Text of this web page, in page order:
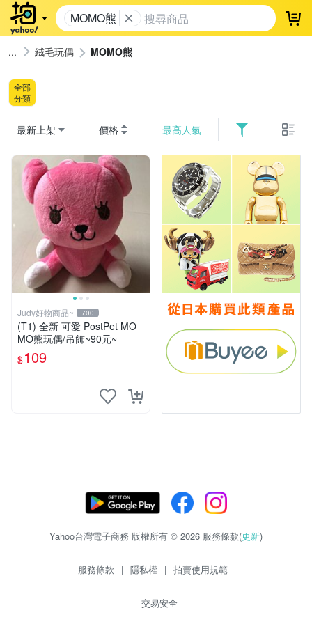
MOMO熊 登
絨毛玩偶 MOMO熊
全部
分類
最新上架 價格 最高人氣
Judy好物商品~ 700
(T1) 全新 可愛 PostPet MO
MO熊玩偶/吊飾~90元~
$109
Yahoo台灣電子商務 版權所有 © 2026 服務條款(更新)
服務條款 | 隱私權 | 拍賣使用規範
交易安全